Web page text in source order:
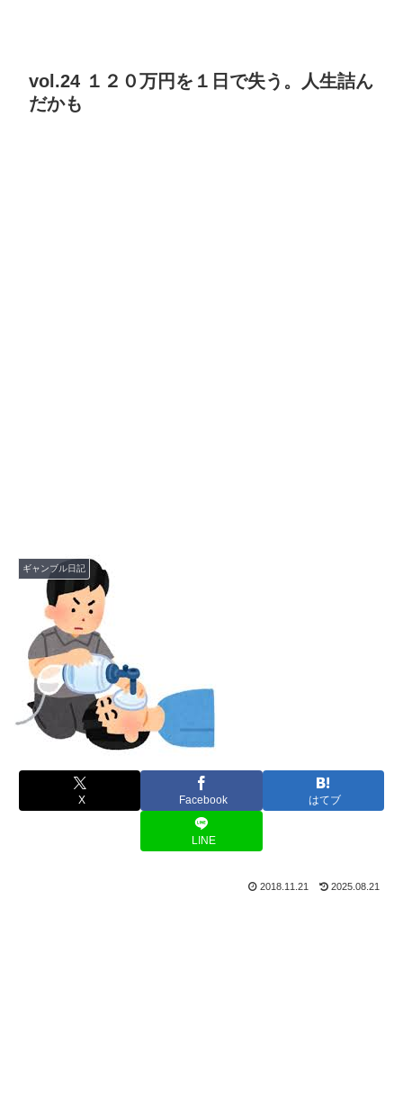
vol.24 １２０万円を１日で失う。人生詰ん
だかも
ギャンブル日記
X Facebook はてブ
LINE
2018.11.21 2025.08.21